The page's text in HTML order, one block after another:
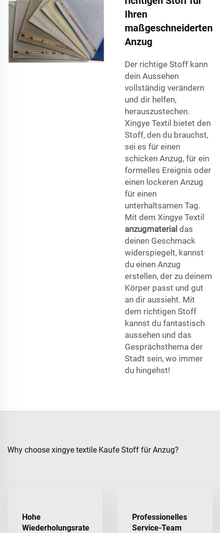
Ihren
maßgeschneiderten
Anzug
Der richtige Stoff kann
dein Aussehen
vollständig verändern
und dir helfen,
herauszustechen.
Xingye Textil bietet den
Stoff, den du brauchst,
sei es für einen
schicken Anzug, für ein
formelles Ereignis oder
einen lockeren Anzug
für einen
unterhaltsamen Tag.
Mit dem Xingye Textil
anzugmaterial das
deinen Geschmack
widerspiegelt, kannst
du einen Anzug
erstellen, der zu deinem
Körper passt und gut
an dir aussieht. Mit
dem richtigen Stoff
kannst du fantastisch
aussehen und das
Gesprächsthema der
Stadt sein, wo immer
du hingehst!
Why choose xingye textile Kaufe Stoff für Anzug?
Hohe
Wiederholungsrate
Professionelles
Service-Team